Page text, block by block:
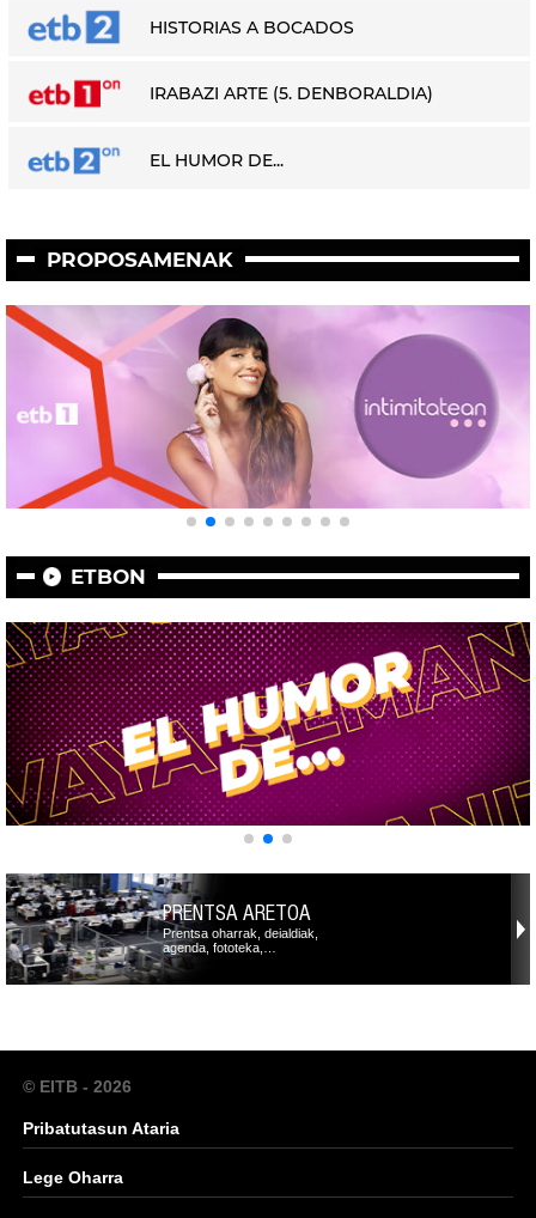
HISTORIAS A BOCADOS
IRABAZI ARTE (5. DENBORALDIA)
EL HUMOR DE...
PROPOSAMENAK
ETBON
PRENTSA ARETOA
Prentsa oharrak, deialdiak,
agenda, fototeka,…
© EITB - 2026
Pribatutasun Ataria
Lege Oharra